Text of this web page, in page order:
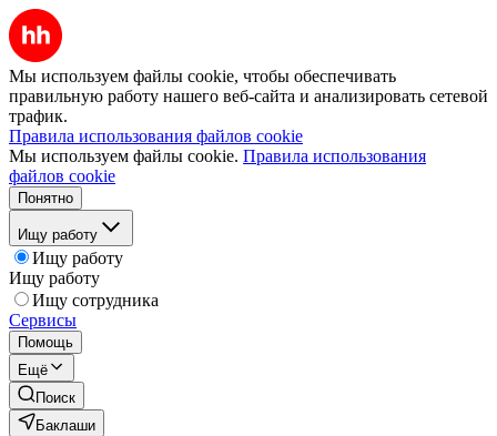
Мы используем файлы cookie, чтобы обеспечивать
правильную работу нашего веб-сайта и анализировать сетевой
трафик.
Правила использования файлов cookie
Мы используем файлы cookie. Правила использования
файлов cookie
Понятно
Ищу работу
Ищу работу
Ищу работу
Ищу сотрудника
Сервисы
Помощь
Ещё
Поиск
Баклаши